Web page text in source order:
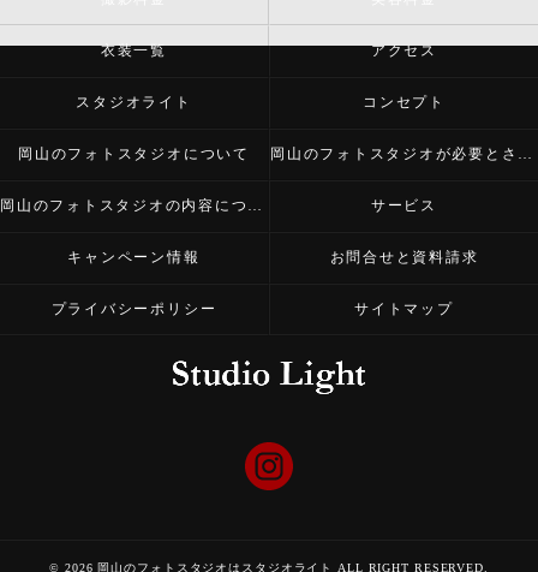
衣装一覧 アクセス
スタジオライト コンセプト
岡山のフォトスタジオについて 岡山のフォトスタジオが必要とされる理由
岡山のフォトスタジオの内容について サービス
キャンペーン情報 お問合せと資料請求
プライバシーポリシー サイトマップ
© 2026 岡山のフォトスタジオはスタジオライト ALL RIGHT RESERVED.